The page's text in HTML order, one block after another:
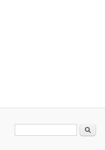
Suche